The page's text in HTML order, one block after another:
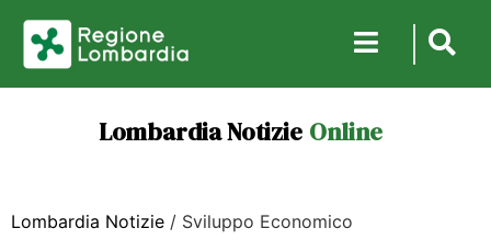
Lombardia Notizie Online
Lombardia Notizie / Sviluppo Economico